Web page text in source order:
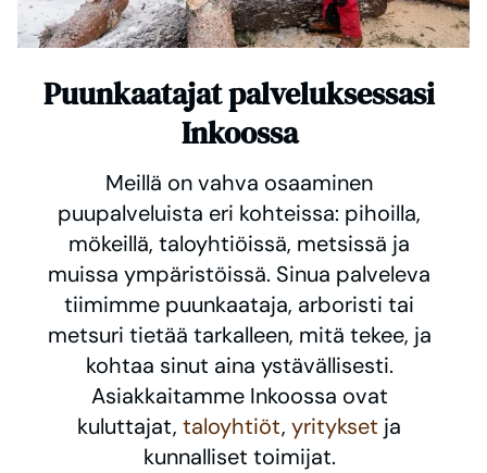
Puunkaatajat palveluksessasi
Inkoossa
Meillä on vahva osaaminen
puupalveluista eri kohteissa: pihoilla,
mökeillä, taloyhtiöissä, metsissä ja
muissa ympäristöissä. Sinua palveleva
tiimimme puunkaataja, arboristi tai
metsuri tietää tarkalleen, mitä tekee, ja
kohtaa sinut aina ystävällisesti.
Asiakkaitamme Inkoossa ovat
kuluttajat, taloyhtiöt, yritykset ja
kunnalliset toimijat.